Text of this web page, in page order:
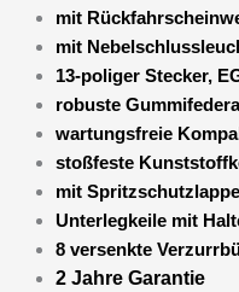
mit
mit
13-poliger Stecker,
robuste
wartungsfreie
stoßfeste
mit
Unterlegkeile mit
8 versenkte
2 Jahre Garantie